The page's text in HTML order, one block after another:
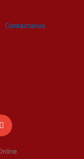
Contactanos